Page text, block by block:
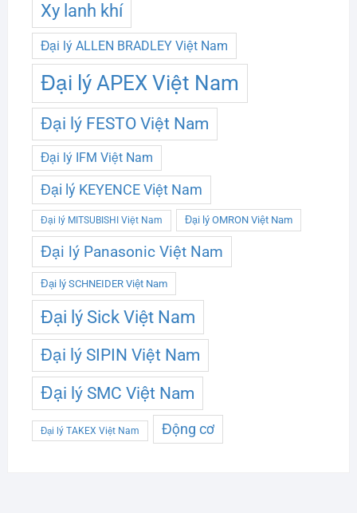
Xy lanh khí
Đại lý ALLEN BRADLEY Việt Nam
Đại lý APEX Việt Nam
Đại lý FESTO Việt Nam
Đại lý IFM Việt Nam
Đại lý KEYENCE Việt Nam
Đại lý MITSUBISHI Việt Nam Đại lý OMRON Việt Nam
Đại lý Panasonic Việt Nam
Đại lý SCHNEIDER Việt Nam
Đại lý Sick Việt Nam
Đại lý SIPIN Việt Nam
Đại lý SMC Việt Nam
Đại lý TAKEX Việt Nam Động cơ